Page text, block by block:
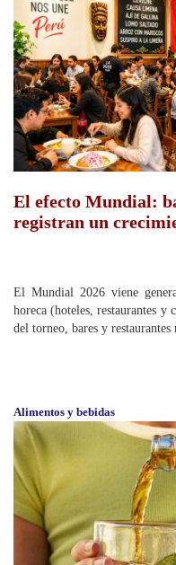
El efecto Mundial:
registran un
El Mundial 2026 viene
horeca (hoteles, restaurantes y
del torneo, bares y restaurantes
Alimentos y bebidas